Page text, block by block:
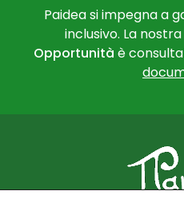
Paidea si impegna a
inclusivo. La nostra
Opportunità è